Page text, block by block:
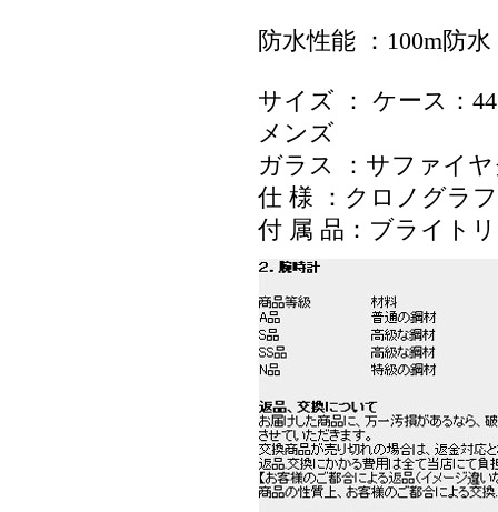
防水性能 ：100m防水
サイズ ： ケース：
メンズ
ガラス ：サファイ
仕 様 ：クロノグラ
付 属 品：ブライト